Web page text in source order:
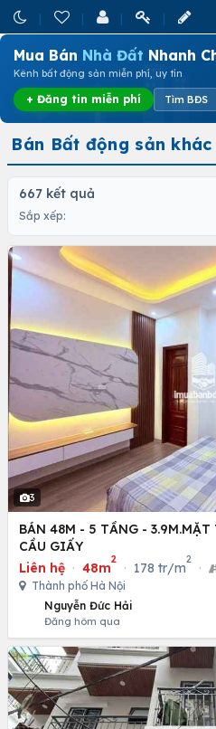
Mua Bán Nhà Đất Nhanh
Kênh bất động sản miễn phí, uy tín
+ Đăng tin miễn phí Tìm BĐS
Bán Bất động sản khác
667 kết quả
Sắp xếp:
3
BÁN 48M - 5 TẦNG -
CẦU GIẤY
Liên hệ · 48m
2
· 178 tr/m
2
·
Thành phố Hà Nội
Nguyễn Đức Hải
Đăng hôm qua